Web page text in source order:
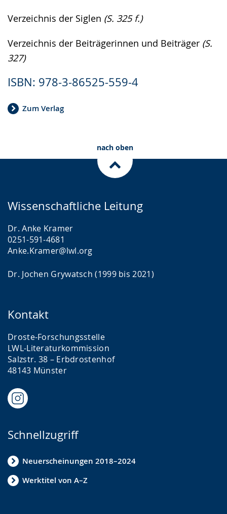
Verzeichnis der Siglen (S. 325 f.)
Verzeichnis der Beiträgerinnen und Beiträger (S.
327)
ISBN: 978-3-86525-559-4
Zum Verlag
nach oben
Wissenschaftliche Leitung
Dr. Anke Kramer
0251-591-4681
Anke.Kramer@lwl.org
Dr. Jochen Grywatsch (1999 bis 2021)
Kontakt
Droste-Forschungsstelle
LWL-Literaturkommission
Salzstr. 38 – Erbdrostenhof
48143 Münster
Schnellzugriff
Neuerscheinungen 2018–2024
Werktitel von A–Z